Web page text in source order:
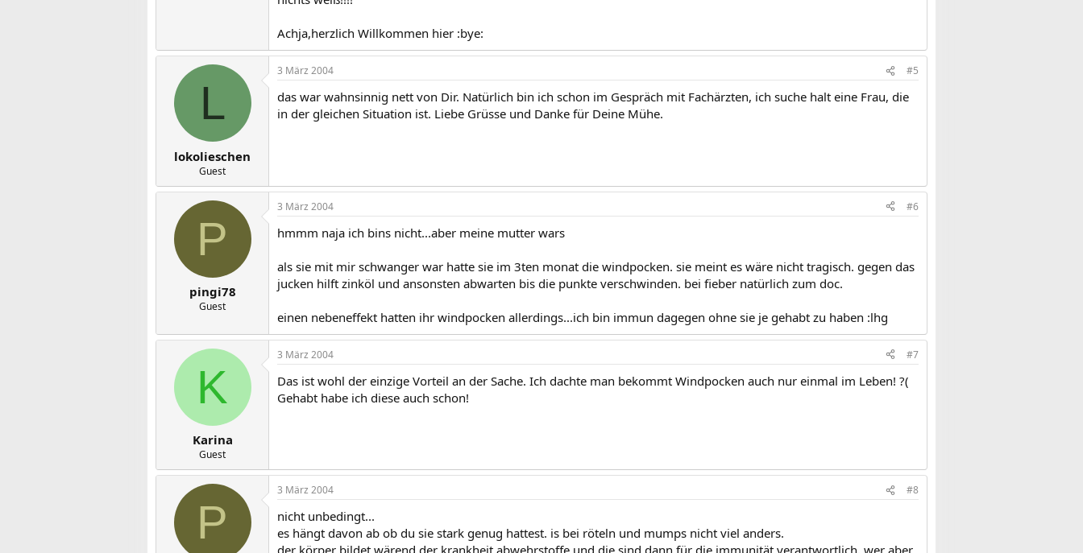
Achja,herzlich Willkommen hier :bye:
L
lokolieschen
Guest
3 März 2004 #5
das war wahnsinnig nett von Dir. Natürlich bin ich schon im Gespräch mit Fachärzten, ich suche halt eine Frau, die
in der gleichen Situation ist. Liebe Grüsse und Danke für Deine Mühe.
P
pingi78
Guest
3 März 2004 #6
hmmm naja ich bins nicht...aber meine mutter wars
als sie mit mir schwanger war hatte sie im 3ten monat die windpocken. sie meint es wäre nicht tragisch. gegen das
jucken hilft zinköl und ansonsten abwarten bis die punkte verschwinden. bei fieber natürlich zum doc.
einen nebeneffekt hatten ihr windpocken allerdings...ich bin immun dagegen ohne sie je gehabt zu haben :lhg
K
Karina
Guest
3 März 2004 #7
Das ist wohl der einzige Vorteil an der Sache. Ich dachte man bekommt Windpocken auch nur einmal im Leben! ?(
Gehabt habe ich diese auch schon!
P
3 März 2004 #8
nicht unbedingt...
es hängt davon ab ob du sie stark genug hattest. is bei röteln und mumps nicht viel anders.
der körper bildet wärend der krankheit abwehrstoffe und die sind dann für die immunität verantwortlich. wer aber